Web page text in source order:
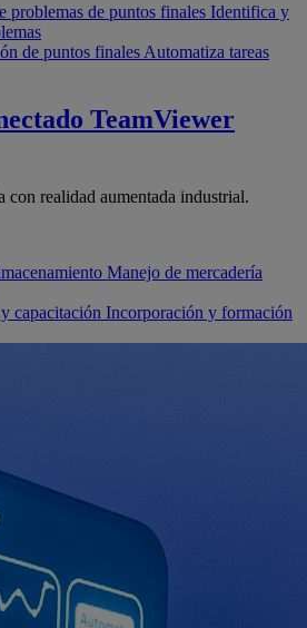
problemas de puntos finales Identifica y
de puntos finales Automatiza tareas
TeamViewer
con realidad aumentada industrial.
Manejo de mercadería
capacitación Incorporación y formación